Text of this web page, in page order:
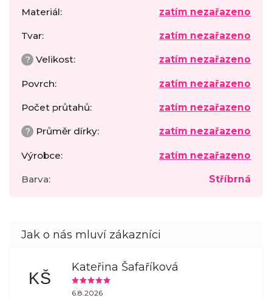
Materiál: zatím nezařazeno
Tvar: zatím nezařazeno
? Velikost: zatím nezařazeno
Povrch: zatím nezařazeno
Počet průtahů: zatím nezařazeno
? Průměr dírky: zatím nezařazeno
Výrobce: zatím nezařazeno
Barva: Stříbrná
KŠ
Kateřina Šafaříková
6.8.2026